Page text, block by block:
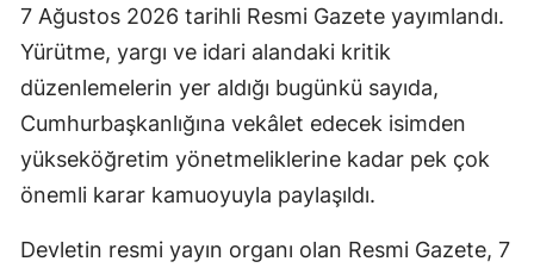
7 Ağustos 2026 tarihli Resmi Gazete yayımlandı.
Yürütme, yargı ve idari alandaki kritik
düzenlemelerin yer aldığı bugünkü sayıda,
Cumhurbaşkanlığına vekâlet edecek isimden
yükseköğretim yönetmeliklerine kadar pek çok
önemli karar kamuoyuyla paylaşıldı.
Devletin resmi yayın organı olan Resmi Gazete, 7